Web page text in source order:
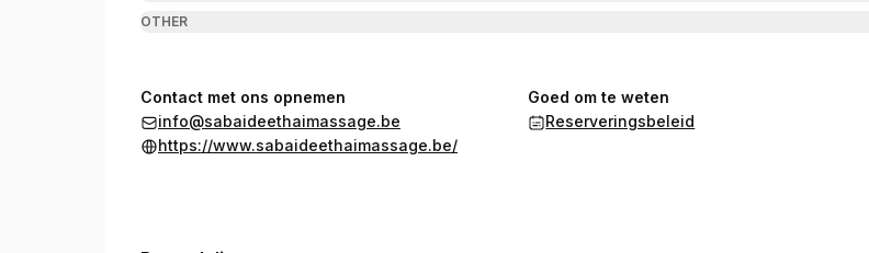
OTHER
Contact met ons opnemen
info@sabaideethaimassage.be
https://www.sabaideethaimassage.be/
Goed om te weten
Reserveringsbeleid